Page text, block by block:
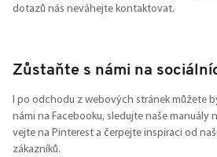
dotazů nás neváhejte kontaktovat.
Zůstaňte s námi na
I po odchodu z webových stránek můžete
námi na Facebooku, sledujte naše manuály
vejte na Pinterest a čerpejte inspiraci od
zákazníků.